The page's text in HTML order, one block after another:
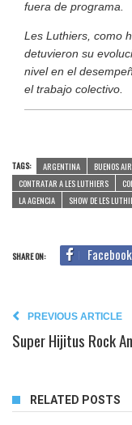
fuera de programa.
Les Luthiers, como
detuvieron su
nivel en el
el trabajo colectivo.
TAGS: ARGENTINA BUENOS
CONTRATAR A LES LUTHIERS
LA AGENCIA
SHOW DE LES
SHARE ON: Facebook
PREVIOUS ARTICLE
Super Hijitus Rock
RELATED POSTS